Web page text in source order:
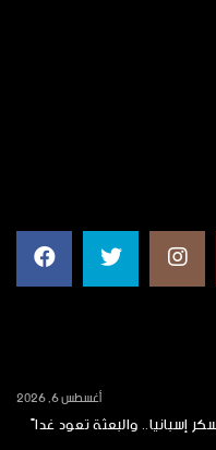
إسبانيا.. والبعثة تعود غداً
أغسطس 6, 2026